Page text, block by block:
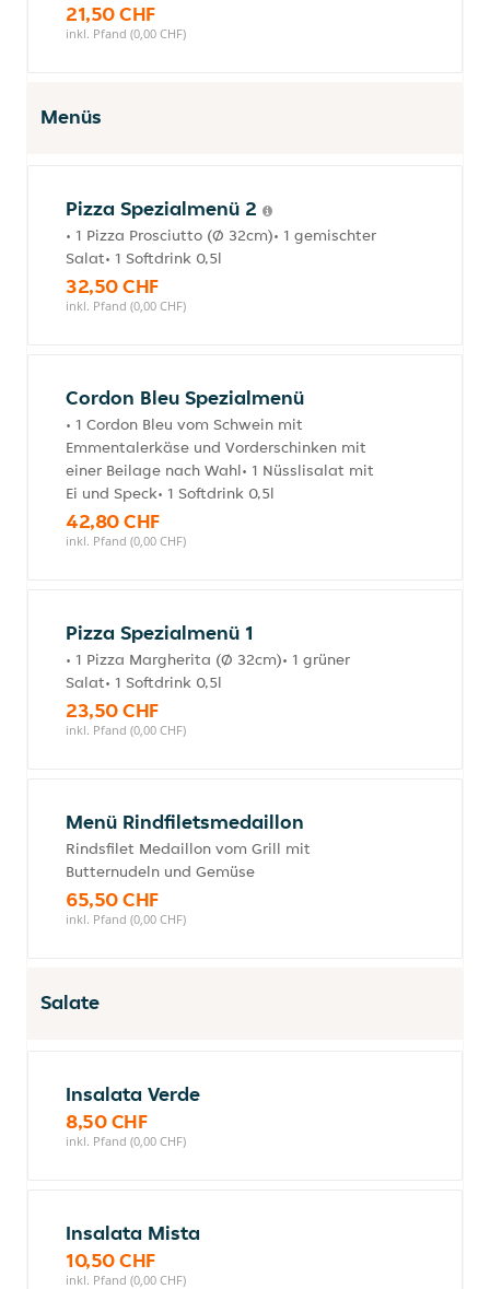
21,50 CHF
inkl. Pfand (0,00 CHF)
Menüs
Pizza Spezialmenü 2
• 1 Pizza Prosciutto (Ø 32cm)• 1 gemischter
Salat• 1 Softdrink 0,5l
32,50 CHF
inkl. Pfand (0,00 CHF)
Cordon Bleu Spezialmenü
• 1 Cordon Bleu vom Schwein mit
Emmentalerkäse und Vorderschinken mit
einer Beilage nach Wahl• 1 Nüsslisalat mit
Ei und Speck• 1 Softdrink 0,5l
42,80 CHF
inkl. Pfand (0,00 CHF)
Pizza Spezialmenü 1
• 1 Pizza Margherita (Ø 32cm)• 1 grüner
Salat• 1 Softdrink 0,5l
23,50 CHF
inkl. Pfand (0,00 CHF)
Menü Rindfiletsmedaillon
Rindsfilet Medaillon vom Grill mit
Butternudeln und Gemüse
65,50 CHF
inkl. Pfand (0,00 CHF)
Salate
Insalata Verde
8,50 CHF
inkl. Pfand (0,00 CHF)
Insalata Mista
10,50 CHF
inkl. Pfand (0,00 CHF)